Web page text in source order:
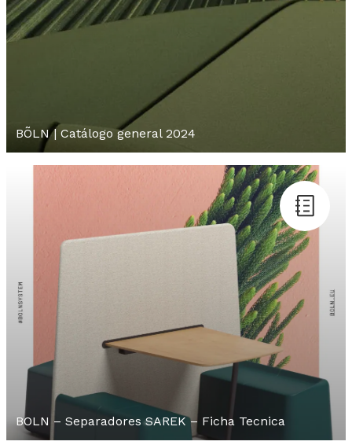
BÕLN | Catálogo general 2024
BOLN – Separadores SAREK – Ficha Tecnica